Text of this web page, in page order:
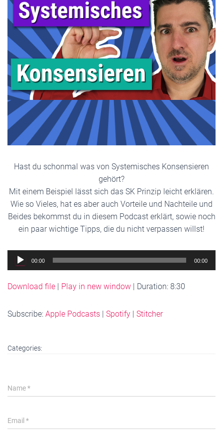
Hast du schonmal was von Systemisches Konsensieren
gehört?
Mit einem Beispiel lässt sich das SK Prinzip leicht erklären.
Wie so Vieles, hat es aber auch Vorteile und Nachteile und
Beides bekommst du in diesem Podcast erklärt, sowie noch
ein paar wichtige Tipps, die du nicht verpassen willst!
Audio
Player
00:00 00:00
Download file | Play in new window | Duration: 8:30
Subscribe: Apple Podcasts | Spotify | Stitcher
Categories:
Name*
Email *